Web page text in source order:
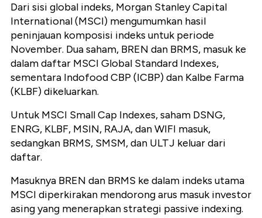
Dari sisi global indeks, Morgan Stanley Capital
International (MSCI) mengumumkan hasil
peninjauan komposisi indeks untuk periode
November. Dua saham, BREN dan BRMS, masuk ke
dalam daftar MSCI Global Standard Indexes,
sementara Indofood CBP (ICBP) dan Kalbe Farma
(KLBF) dikeluarkan.
Untuk MSCI Small Cap Indexes, saham DSNG,
ENRG, KLBF, MSIN, RAJA, dan WIFI masuk,
sedangkan BRMS, SMSM, dan ULTJ keluar dari
daftar.
Masuknya BREN dan BRMS ke dalam indeks utama
MSCI diperkirakan mendorong arus masuk investor
asing yang menerapkan strategi passive indexing.